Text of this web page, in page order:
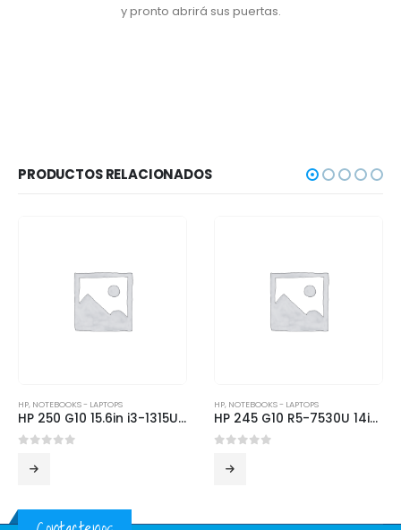
y pronto abrirá sus puertas.
PRODUCTOS RELACIONADOS
HP, NOTEBOOKS - LAPTOPS
HP 250 G10 15.6in i3-1315U 15 8GB 256 GB Freedos 1y
HP, NOTEBOOKS - LAPTOPS
HP 245 G10 R5-7530U 14in 8GB 512GB SSD Win11 Home